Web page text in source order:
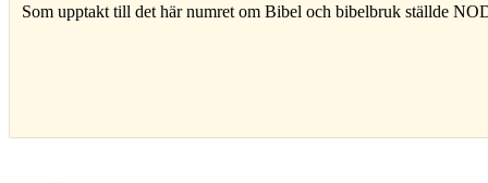
Som upptakt till det här numret om Bibel och bibel­bruk ställde